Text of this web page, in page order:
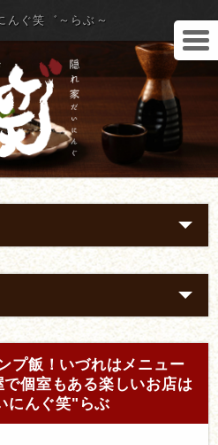
んぐ笑゛～らぶ～
プ飯！いづれはメニュー
個室もある楽しいお店は
にんぐ笑"らぶ